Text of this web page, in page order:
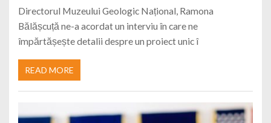
Directorul Muzeului Geologic Național, Ramona
Bălășcuță ne-a acordat un interviu în care ne
împărtășește detalii despre un proiect unic î
READ MORE